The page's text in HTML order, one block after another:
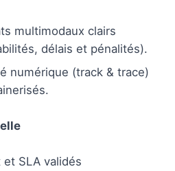
multimodaux clairs
délais et pénalités).
numérique (track & trace)
SLA validés